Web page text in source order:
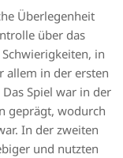
Überlegenheit
über das
in
allem in der ersten
Spiel war in der
geprägt, wodurch
In der zweiten
und nutzten